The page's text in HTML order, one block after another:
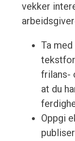
vekker
Ta
frilans-
at du
Oppgi